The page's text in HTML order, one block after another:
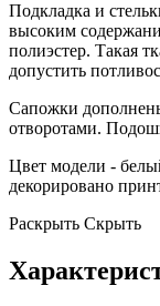
Подкладка и
высоким
полиэстер. Такая
допустить
Сапожки
отворотами.
Цвет модели -
декорировано
Раскрыть Скрыть